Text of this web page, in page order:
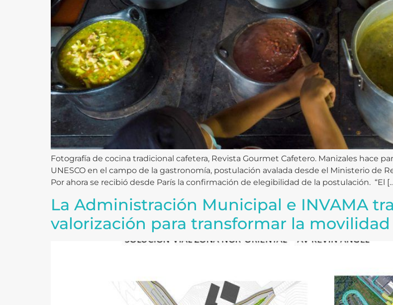
Fotografía de cocina tradicional cafetera, Revista Gourmet Cafetero. Manizales hace
UNESCO en el campo de la gastronomía, postulación avalada desde el Ministerio de
Por ahora se recibió desde París la confirmación de elegibilidad de la postulación. “El
La Administración Municipal e INVAMA
valorización para transformar la